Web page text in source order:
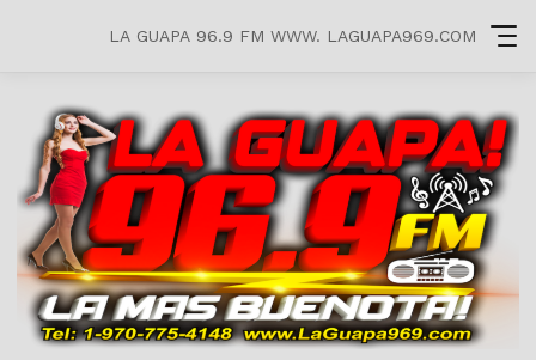
LA GUAPA 96.9 FM WWW. LAGUAPA969.COM